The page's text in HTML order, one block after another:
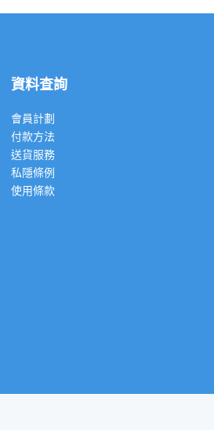
資料查詢
會員計劃
付款方法
送貨服務
私隱條例
使用條款